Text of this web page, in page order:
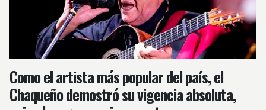
Como el artista más popular del país, el
Chaqueño demostró su vigencia absoluta,